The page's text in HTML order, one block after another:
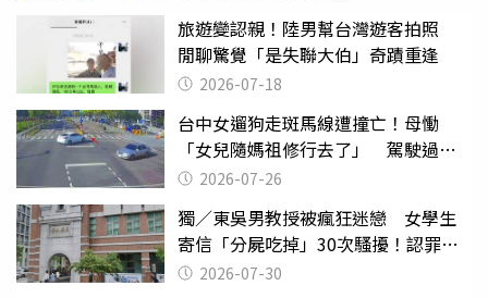
旅遊變認親！陸男幫台灣遊客拍照
閒聊驚覺「是失聯大伯」奇蹟重逢
2026-07-18
台中女遛狗走斑馬線遭撞亡！母慟
「女兒隨媽祖修行去了」 駕駛過失
致死判9月
2026-07-26
獨／東吳男教授被瘋狂迷戀 女學生
寄信「分屍吃掉」30次騷擾！認罪免
關 2026-07-30